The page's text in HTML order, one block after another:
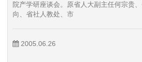
院产学研座谈会。原省人大副主任何宗贵
向、省社人教处、市
2005.06.26